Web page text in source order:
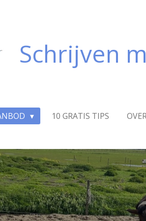
Schrijven
10 GRATIS TIPS